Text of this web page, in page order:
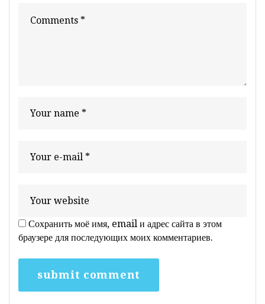
Сохранить моё имя, email и адрес сайта в этом
браузере для последующих моих комментариев.